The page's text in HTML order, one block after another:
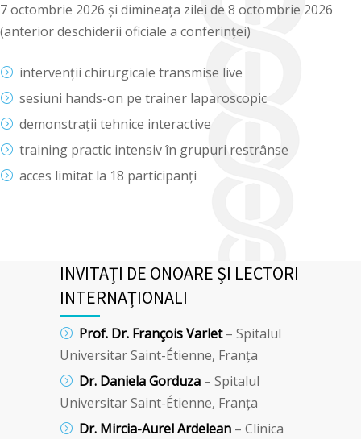
7 octombrie 2026 și dimineața zilei de 8 octombrie 2026
(anterior deschiderii oficiale a conferinței)
intervenții chirurgicale transmise live
sesiuni hands-on pe trainer laparoscopic
demonstrații tehnice interactive
training practic intensiv în grupuri restrânse
acces limitat la 18 participanți
INVITAȚI DE ONOARE ȘI LECTORI
INTERNAȚIONALI
Prof. Dr. François Varlet– Spitalul
Universitar Saint-Étienne, Franța
Dr. Daniela Gorduza – Spitalul
Universitar Saint-Étienne, Franța
Dr. Mircia-Aurel Ardelean – Clinica